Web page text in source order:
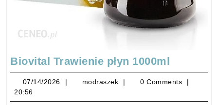
Biovital Trawienie płyn 1000ml
płyn
1000ml
07/14/2026 07/14/2026
modraszek modraszek
0 Comments
20:56